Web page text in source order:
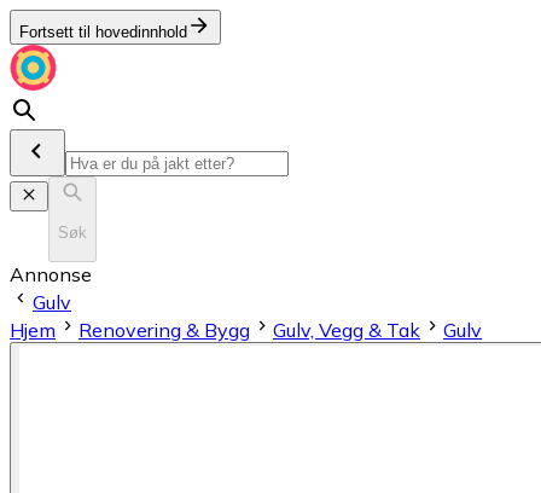
Fortsett til hovedinnhold
Søk
Annonse
Gulv
Hjem
Renovering & Bygg Gulv, Vegg & Tak Gulv